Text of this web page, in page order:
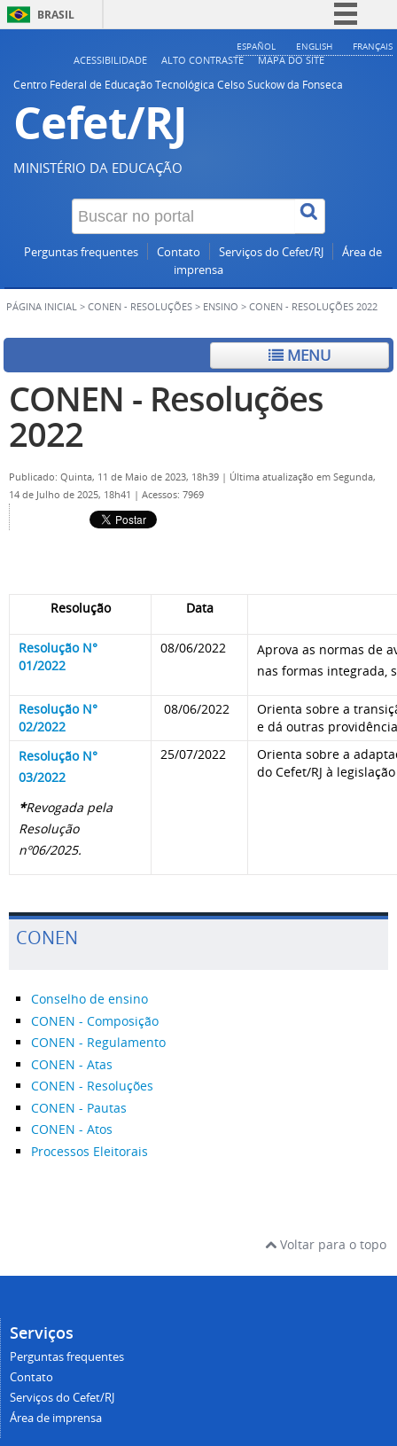
BRASIL
Simplifique!
ESPAÑOL ENGLISH FRANÇAIS
ACESSIBILIDADE ALTO CONTRASTE
MAPA DO SITE
Centro Federal de Educação Tecnológica Celso Suckow da Fonseca
Cefet/RJ
MINISTÉRIO DA EDUCAÇÃO
Perguntas frequentes Contato Serviços do Cefet/RJ
Área de
imprensa
PÁGINA INICIAL > CONEN - RESOLUÇÕES > ENSINO > CONEN - RESOLUÇÕES 2022
MENU
CONEN - Resoluções
2022
Publicado: Quinta, 11 de Maio de 2023, 18h39 | Última atualização em Segunda,
14 de Julho de 2025, 18h41 | Acessos: 7969
Resolução Data
Resolução N°
01/2022
08/06/2022
Aprova as normas de
nas formas integrada,
Resolução N°
02/2022
08/06/2022
Orienta sobre a
e dá outras
Resolução N°
03/2022
*Revogada pela
Resolução
nº06/2025.
25/07/2022
Orienta sobre a
do Cefet/RJ à
CONEN
Conselho de ensino
CONEN - Composição
CONEN - Regulamento
CONEN - Atas
CONEN - Resoluções
CONEN - Pautas
CONEN - Atos
Processos Eleitorais
Voltar para o topo
Serviços
Perguntas frequentes
Contato
Serviços do Cefet/RJ
Área de imprensa